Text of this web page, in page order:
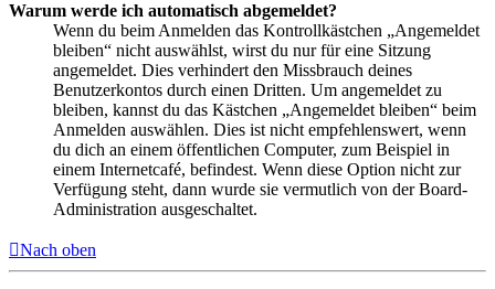
Warum werde ich automatisch abgemeldet?
Wenn du beim Anmelden das Kontrollkästchen „Angemeldet
bleiben“ nicht auswählst, wirst du nur für eine Sitzung
angemeldet. Dies verhindert den Missbrauch deines
Benutzerkontos durch einen Dritten. Um angemeldet zu
bleiben, kannst du das Kästchen „Angemeldet bleiben“ beim
Anmelden auswählen. Dies ist nicht empfehlenswert, wenn
du dich an einem öffentlichen Computer, zum Beispiel in
einem Internetcafé, befindest. Wenn diese Option nicht zur
Verfügung steht, dann wurde sie vermutlich von der Board-
Administration ausgeschaltet.
Nach oben